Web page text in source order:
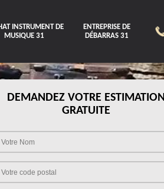
INSTRUMENT DE
MUSIQUE 31
ENTREPRISE DE
DÉBARRAS 31
DEMANDEZ VOTRE ESTIMATION
GRATUITE